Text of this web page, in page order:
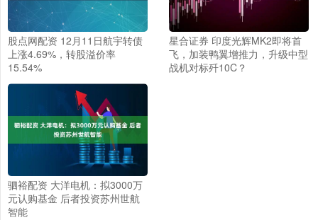
股点网配资 12月11日航宇转债
上涨4.69%，转股溢价率
15.54%
星合证券 印度光辉MK2即将首
飞，加装鸭翼增推力，升级中型
战机对标歼10C？
驷裕配资 大洋电机：拟3000万
元认购基金 后者投资苏州世航
智能